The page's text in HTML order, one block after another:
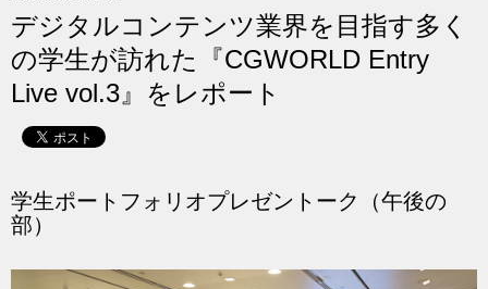
求人
デジタルコンテンツ業界を目指す多く
の学生が訪れた『CGWORLD Entry
Live vol.3』をレポート
学生ポートフォリオプレゼントーク（午後の
部）